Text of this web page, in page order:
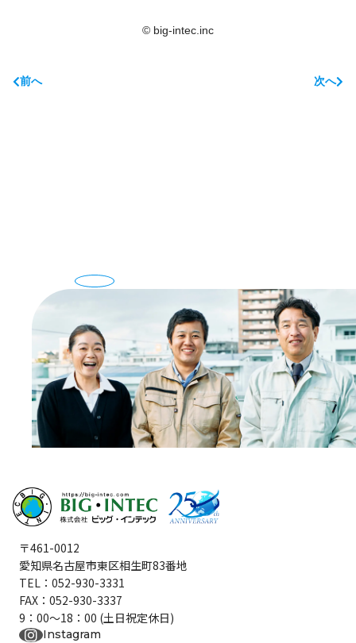
© big-intec.inc
前へ 次へ
〒461-0012
愛知県名古屋市東区相生町83番地
TEL：052-930-3331
FAX：052-930-3337
9：00～18：00 (土日祝定休日)
Instagram